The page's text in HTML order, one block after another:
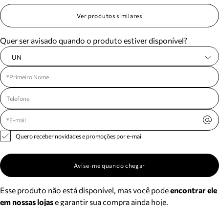
Ver produtos similares
Quer ser avisado quando o produto estiver disponível?
UN
Quero receber novidades e promoções por e-mail
Avise-me quando chegar
Esse produto não está disponível, mas você podeencontrar ele
em nossas lojase garantir sua compra ainda hoje.